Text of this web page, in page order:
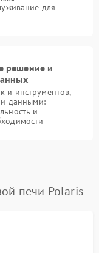
для
решение и
и инструментов,
данными:
и
печи Polaris